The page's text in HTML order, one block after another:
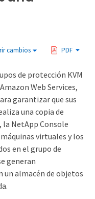
cambios PDF
de protección KVM
Web Services,
garantizar que sus
una copia de
la NetApp Console
virtuales y los
en el grupo de
generan
un almacén de objetos